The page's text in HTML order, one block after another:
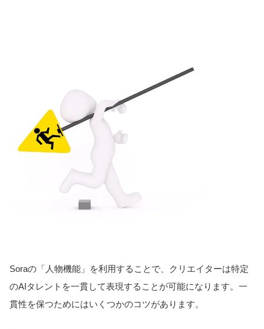
Soraの「人物機能」を利用することで、クリエイターは特定
のAIタレントを一貫して表現することが可能になります。一
貫性を保つためにはいくつかのコツがあります。